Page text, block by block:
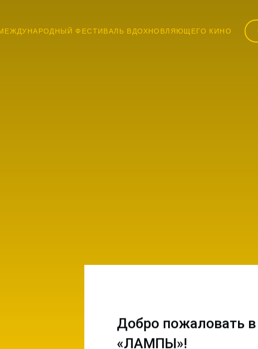
ФЕСТИВАЛЬ ВДОХНОВЛЯЮЩЕГО КИНО
Добро пожаловать
«ЛАМПЫ»!